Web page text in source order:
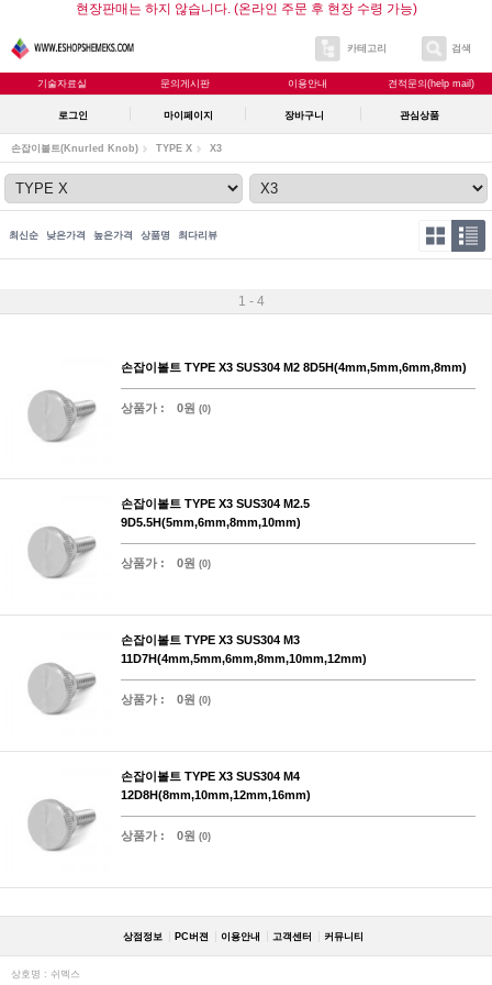
현장판매는 하지 않습니다. (온라인 주문 후 현장 수령 가능)
카테고리 검색
기술자료실 문의게시판 이용안내 견적문의(help mail)
로그인 마이페이지 장바구니 관심상품
손잡이볼트(Knurled Knob) TYPE X X3
최신순 낮은가격 높은가격 상품명 최다리뷰
1 - 4
손잡이볼트 TYPE X3 SUS304 M2 8D5H(4mm,5mm,6mm,8mm)
상품가 : 0원 (0)
손잡이볼트 TYPE X3 SUS304 M2.5
9D5.5H(5mm,6mm,8mm,10mm)
상품가 : 0원 (0)
손잡이볼트 TYPE X3 SUS304 M3
11D7H(4mm,5mm,6mm,8mm,10mm,12mm)
상품가 : 0원 (0)
손잡이볼트 TYPE X3 SUS304 M4
12D8H(8mm,10mm,12mm,16mm)
상품가 : 0원 (0)
상점정보 PC버젼 이용안내 고객센터 커뮤니티
상호명 : 쉬멕스